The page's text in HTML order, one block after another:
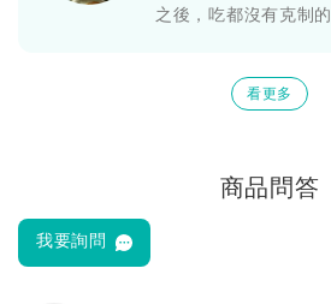
之後，吃都沒有克制的
看更多
商品問答
我要詢問